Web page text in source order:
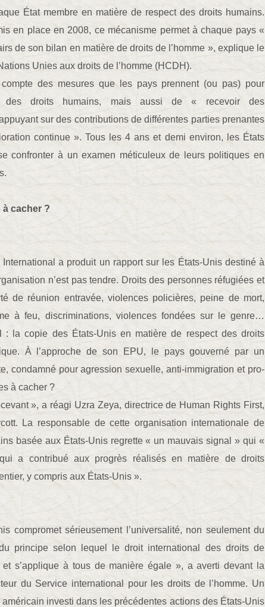
État membre en matière de respect des droits humains.
en place en 2008, ce mécanisme permet à chaque pays «
de son bilan en matière de droits de l’homme », explique le
Unies aux droits de l’homme (HCDH).
compte des mesures que les pays prennent (ou pas) pour
des droits humains, mais aussi de « recevoir des
sur des contributions de différentes parties prenantes
continue ». Tous les 4 ans et demi environ, les États
confronter à un examen méticuleux de leurs politiques en
à cacher ?
International a produit un rapport sur les États-Unis destiné à
n’est pas tendre. Droits des personnes réfugiées et
de réunion entravée, violences policières, peine de mort,
à feu, discriminations, violences fondées sur le genre…
: la copie des États-Unis en matière de respect des droits
À l’approche de son EPU, le pays gouverné par un
condamné pour agression sexuelle, anti-immigration et pro-
à cacher ?
», a réagi Uzra Zeya, directrice de Human Rights First,
La responsable de cette organisation internationale de
basée aux États-Unis regrette « un mauvais signal » qui «
a contribué aux progrès réalisés en matière de droits
y compris aux États-Unis ».
compromet sérieusement l’universalité, non seulement du
principe selon lequel le droit international des droits de
et s’applique à tous de manière égale », a averti devant la
du Service international pour les droits de l’homme. Un
investi dans les précédentes actions des États-Unis